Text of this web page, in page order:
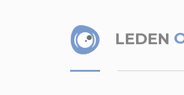
LEDEN